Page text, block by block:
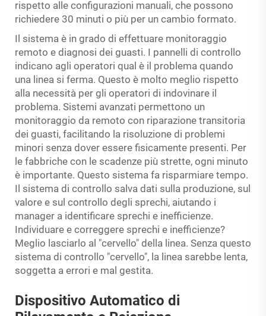
rispetto alle configurazioni manuali, che possono
richiedere 30 minuti o più per un cambio formato.
Il sistema è in grado di effettuare monitoraggio
remoto e diagnosi dei guasti. I pannelli di controllo
indicano agli operatori qual è il problema quando
una linea si ferma. Questo è molto meglio rispetto
alla necessità per gli operatori di indovinare il
problema. Sistemi avanzati permettono un
monitoraggio da remoto con riparazione transitoria
dei guasti, facilitando la risoluzione di problemi
minori senza dover essere fisicamente presenti. Per
le fabbriche con le scadenze più strette, ogni minuto
è importante. Questo sistema fa risparmiare tempo.
Il sistema di controllo salva dati sulla produzione, sul
valore e sul controllo degli sprechi, aiutando i
manager a identificare sprechi e inefficienze.
Individuare e correggere sprechi e inefficienze?
Meglio lasciarlo al "cervello" della linea. Senza questo
sistema di controllo "cervello", la linea sarebbe lenta,
soggetta a errori e mal gestita.
Dispositivo Automatico di